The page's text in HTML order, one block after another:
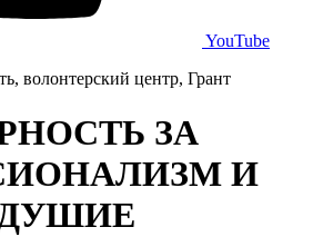
YouTube
волонтерский центр, Грант
ЗА
И